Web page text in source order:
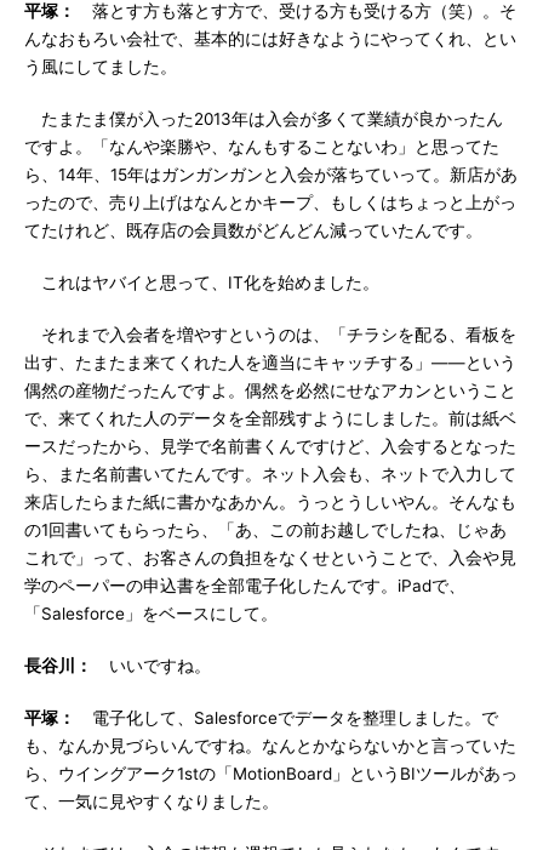
平塚：
落とす方も落とす方で、受ける方も受ける方（笑）。そ
んなおもろい会社で、基本的には好きなようにやってくれ、とい
う風にしてました。
たまたま僕が入った2013年は入会が多くて業績が良かったん
ですよ。「なんや楽勝や、なんもすることないわ」と思ってた
ら、14年、15年はガンガンガンと入会が落ちていって。新店があ
ったので、売り上げはなんとかキープ、もしくはちょっと上がっ
てたけれど、既存店の会員数がどんどん減っていたんです。
これはヤバイと思って、IT化を始めました。
それまで入会者を増やすというのは、「チラシを配る、看板を
出す、たまたま来てくれた人を適当にキャッチする」――という
偶然の産物だったんですよ。偶然を必然にせなアカンということ
で、来てくれた人のデータを全部残すようにしました。前は紙ベ
ースだったから、見学で名前書くんですけど、入会するとなった
ら、また名前書いてたんです。ネット入会も、ネットで入力して
来店したらまた紙に書かなあかん。うっとうしいやん。そんなも
の1回書いてもらったら、「あ、この前お越しでしたね、じゃあ
これで」って、お客さんの負担をなくせということで、入会や見
学のペーパーの申込書を全部電子化したんです。iPadで、
「Salesforce」をベースにして。
長谷川： いいですね。
平塚：
電子化して、Salesforceでデータを整理しました。で
も、なんか見づらいんですね。なんとかならないかと言っていた
ら、ウイングアーク1stの「MotionBoard」というBIツールがあっ
て、一気に見やすくなりました。